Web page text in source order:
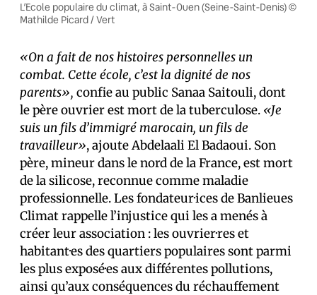
L’Ecole populaire du climat, à Saint-Ouen (Seine-Saint-Denis) ©
Mathilde Picard / Vert
«On a fait de nos histoires personnelles un
combat. Cette école, c’est la dignité de nos
parents», confie au public Sanaa Saitouli, dont
le père ouvrier est mort de la tuberculose. «Je
suis un fils d’immigré marocain, un fils de
travailleur», ajoute Abdelaali El Badaoui. Son
père, mineur dans le nord de la France, est mort
de la silicose, reconnue comme maladie
professionnelle. Les fondateur·ices de Banlieues
Climat rappelle l’injustice qui les a menés à
créer leur association : les ouvrier·res et
habitant·es des quartiers populaires sont parmi
les plus exposé·es aux différentes pollutions,
ainsi qu’aux conséquences du réchauffement